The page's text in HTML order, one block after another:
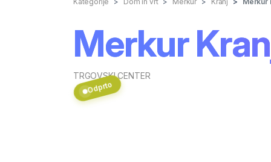
Merkur
TRGOVSKI CENTER
Odprto